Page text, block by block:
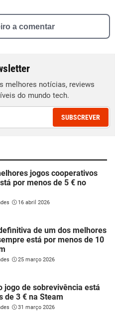
a comentar
melhores notícias, reviews
do mundo tech.
SUBSCREVER
jogos cooperativos
por menos de 5 € no
16 abril 2026
de um dos melhores
está por menos de 10
25 março 2026
jogo de sobrevivência está
de 3 € na Steam
31 março 2026